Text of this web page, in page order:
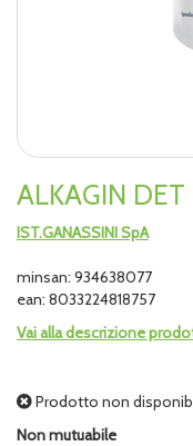
ALKAGIN
IST.GANASSINI SpA
minsan: 934638077
ean: 8033224818757
Vai alla descrizione
Prodotto non
Non mutuabile